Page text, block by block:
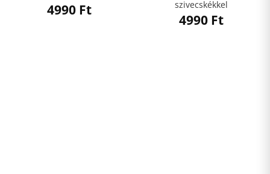
4990 Ft
szivecskékkel
4990 Ft